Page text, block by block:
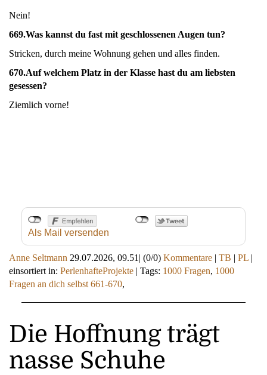
Nein!
669.Was kannst du fast mit geschlossenen Augen tun?
Stricken, durch meine Wohnung gehen und alles finden.
670.Auf welchem Platz in der Klasse hast du am liebsten
gesessen?
Ziemlich vorne!
Als Mail versenden
Anne Seltmann 29.07.2026, 09.51 | (0/0) Kommentare | TB | PL |
einsortiert in: PerlenhafteProjekte | Tags: 1000 Fragen, 1000
Fragen an dich selbst 661-670,
Die Hoffnung trägt
nasse Schuhe